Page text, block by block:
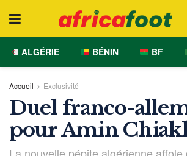
ALGÉRIE BÉNIN BF
Accueil Exclusivité
Duel franco-
pour Amin
La nouvelle pépite algérienne affole